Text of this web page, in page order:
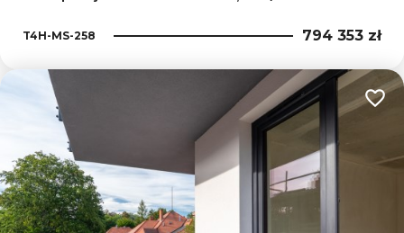
T4H-MS-258 794 353 zł